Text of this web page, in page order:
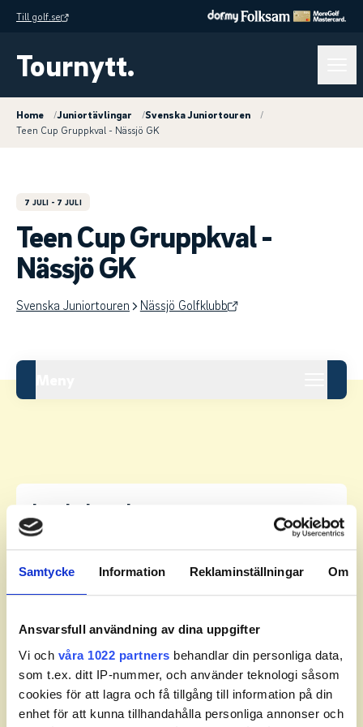
Samtycke Information Reklaminställningar Om
Ansvarsfull användning av dina uppgifter
Vi och våra 1022 partners behandlar din personliga data,
som t.ex. ditt IP-nummer, och använder teknologi såsom
cookies för att lagra och få tillgång till information på din
enhet för att kunna tillhandahålla personliga annonser och
Till golf.se
Tournytt.
Home /Juniortävlingar /Svenska Juniortouren
/
Teen Cup Gruppkval - Nässjö GK
7 JULI - 7 JULI
Teen Cup Gruppkval -
Nässjö GK
Svenska Juniortouren Nässjö Golfklubb
Leaderboard.
Pos Namn
1 ENGELKE, William
2 HUGOSSON, Pelle +14
3 STOLTZ, Willmer +18